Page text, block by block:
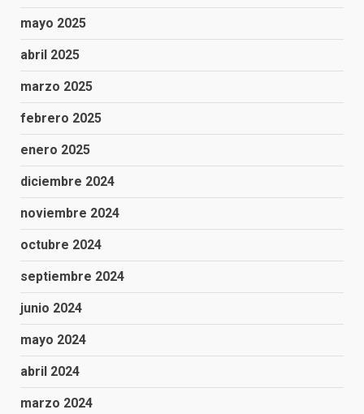
mayo 2025
abril 2025
marzo 2025
febrero 2025
enero 2025
diciembre 2024
noviembre 2024
octubre 2024
septiembre 2024
junio 2024
mayo 2024
abril 2024
marzo 2024